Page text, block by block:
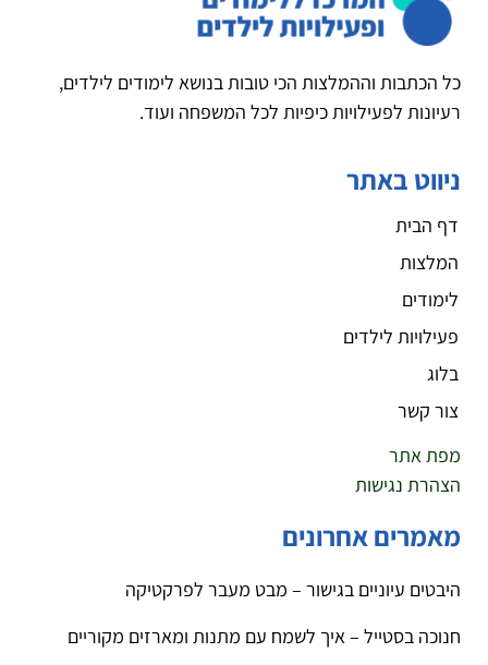
כל הכתבות וההמלצות הכי טובות בנושא לימודים לילדים,
רעיונות לפעילויות כיפיות לכל המשפחה ועוד.
ניווט באתר
דף הבית
המלצות
לימודים
פעילויות לילדים
בלוג
צור קשר
מפת אתר
הצהרת נגישות
מאמרים אחרונים
היבטים עיוניים בגישור – מבט מעבר לפרקטיקה
חנוכה בסטייל – איך לשמח עם מתנות ומארזים מקוריים